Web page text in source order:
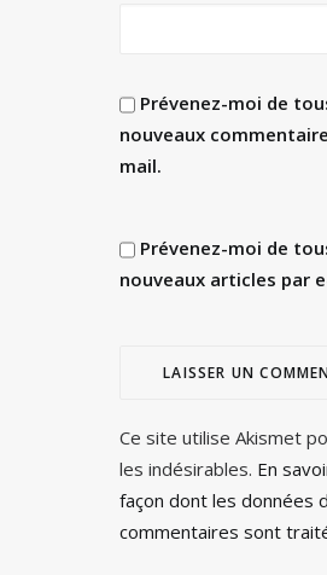
Prévenez-moi de
nouveaux
mail.
Prévenez-moi de
nouveaux articles par
Ce site utilise Akismet
les indésirables. En
façon dont les données
commentaires sont